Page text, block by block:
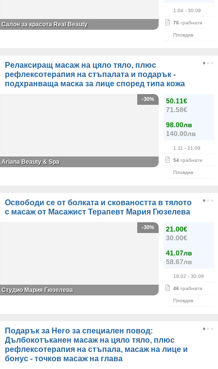
1.04 - 30.09
76 грабнати
Пловдив
Салон за красота Real Beauty
Релаксиращ масаж на цяло тяло, плюс
рефлексотерапия на стъпалата и подарък -
подхранваща маска за лице според типа кожа
50.11€
71.58€
98.00лв
140.00лв
1.11 - 21.09
54 грабнати
Пловдив
-30%
Ariana Beauty & Spa
Освободи се от болката и сковаността в тялото
с масаж от Масажист Терапевт Мария Гюзелева
21.00€
30.00€
41.07лв
58.67лв
18.02 - 30.09
46 грабнати
Пловдив
-30%
Студио Мария Гюзелева
Подарък за Него за специален повод:
Дълбокотъканен масаж на цяло тяло, плюс
рефлексотерапия на стъпала, масаж на лице и
бонус - точков масаж на глава